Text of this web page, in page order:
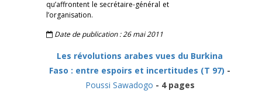
qu’affrontent le secrétaire-général et
l’organisation.
Date de publication : 26 mai 2011
Les révolutions arabes vues du Burkina
Faso : entre espoirs et incertitudes (T 97) -
Poussi Sawadogo - 4 pages